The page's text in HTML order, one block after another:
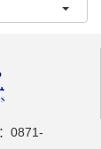
0871-